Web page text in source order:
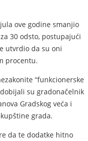
ove godine smanjio
30 odsto, postupajući
utvrdio da su oni
procentu.
“funkcionerske
su gradonačelnik
Gradskog veća i
grada.
da te dodatke hitno